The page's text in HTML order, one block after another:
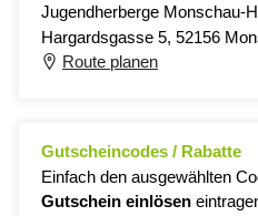
Jugendherberge Monschau-
Hargardsgasse 5, 52156
Route planen
Gutscheincodes / Rabatte
Einfach den ausgewählten
Gutschein einlösen